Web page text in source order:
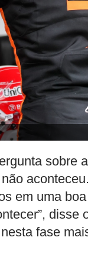
sobre
em uma
disse
fase